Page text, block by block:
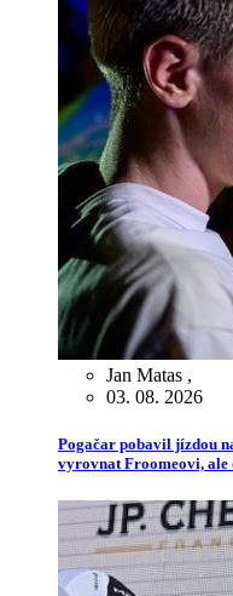
Jan Matas ,
03. 08. 2026
Pogačar pobavil jízdou
vyrovnat Froomeovi, ale